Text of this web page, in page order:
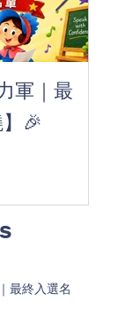
軍｜最
🎉
最終入選名